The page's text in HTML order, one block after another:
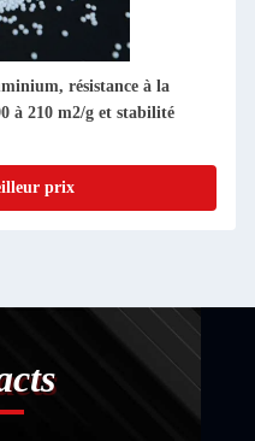
résistance à la
à 210 m2/g et stabilité
prix